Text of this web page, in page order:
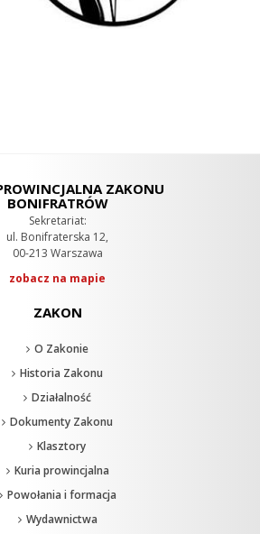
ZAKONU
BONIFRATRÓW
Sekretariat:
ul. Bonifraterska 12,
00-213 Warszawa
zobacz na mapie
ZAKON
O Zakonie
Historia Zakonu
Działalność
Dokumenty Zakonu
Klasztory
Kuria prowincjalna
Powołania i formacja
Wydawnictwa